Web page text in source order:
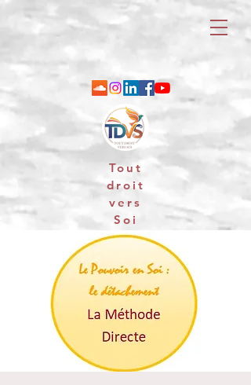
06 88 25 79 74 / email : contact
Tout
droit
vers
Soi